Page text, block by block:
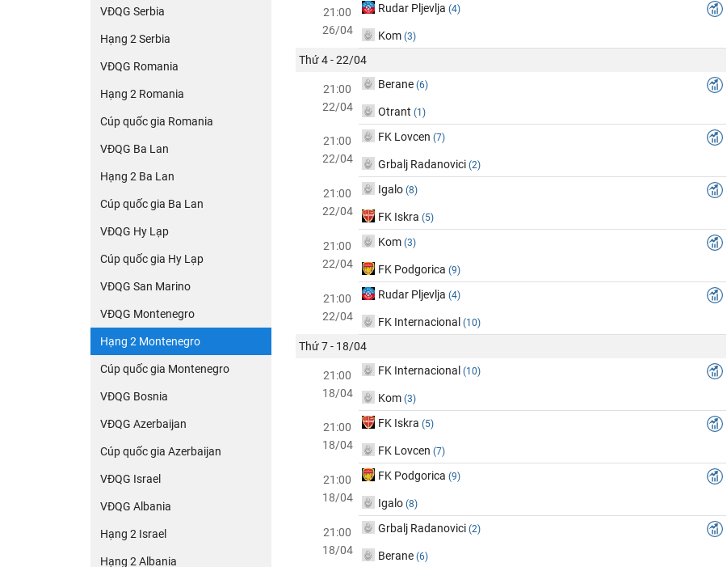
VĐQG Serbia
Hạng 2 Serbia
VĐQG Romania
Hạng 2 Romania
Cúp quốc gia Romania
VĐQG Ba Lan
Hạng 2 Ba Lan
Cúp quốc gia Ba Lan
VĐQG Hy Lạp
Cúp quốc gia Hy Lạp
VĐQG San Marino
VĐQG Montenegro
Hạng 2 Montenegro
Cúp quốc gia Montenegro
VĐQG Bosnia
VĐQG Azerbaijan
Cúp quốc gia Azerbaijan
VĐQG Israel
VĐQG Albania
Hạng 2 Israel
Hạng 2 Albania
21:00
26/04
Rudar Pljevlja (4)
Kom (3)
Thứ 4 - 22/04
21:00
22/04
Berane (6)
Otrant (1)
21:00
22/04
FK Lovcen (7)
Grbalj Radanovici (2)
21:00
22/04
Igalo (8)
FK Iskra (5)
21:00
22/04
Kom (3)
FK Podgorica (9)
21:00
22/04
Rudar Pljevlja (4)
FK Internacional (10)
Thứ 7 - 18/04
21:00
18/04
FK Internacional (10)
Kom (3)
21:00
18/04
FK Iskra (5)
FK Lovcen (7)
21:00
18/04
FK Podgorica (9)
Igalo (8)
21:00
18/04
Grbalj Radanovici (2)
Berane (6)